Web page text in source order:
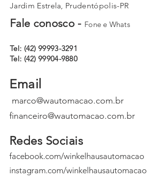
Jardim Estrela, Prudentópolis-PR
Fale conosco - Fone e Whats
Tel: (42) 99993-3291
Tel: (42) 99904-9880
Email
marco@wautomacao.com.br
financeiro@wautomacao.com.br
Redes Sociais
facebook.com/winkelhausautomacao
instagram.com/winkelhausautomacao